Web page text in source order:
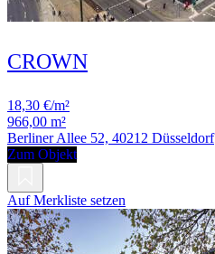
CROWN
18,30 €/m²
966,00 m²
Berliner Allee 52, 40212 Düsseldorf
Zum Objekt
Auf Merkliste setzen